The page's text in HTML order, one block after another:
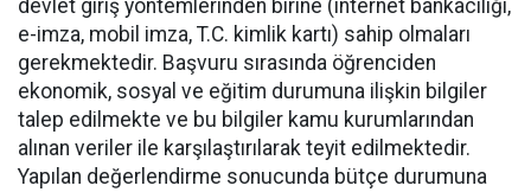
devlet giriş yöntemlerinden birine (internet bankacılığı,
e-imza, mobil imza, T.C. kimlik kartı) sahip olmaları
gerekmektedir. Başvuru sırasında öğrenciden
ekonomik, sosyal ve eğitim durumuna ilişkin bilgiler
talep edilmekte ve bu bilgiler kamu kurumlarından
alınan veriler ile karşılaştırılarak teyit edilmektedir.
Yapılan değerlendirme sonucunda bütçe durumuna